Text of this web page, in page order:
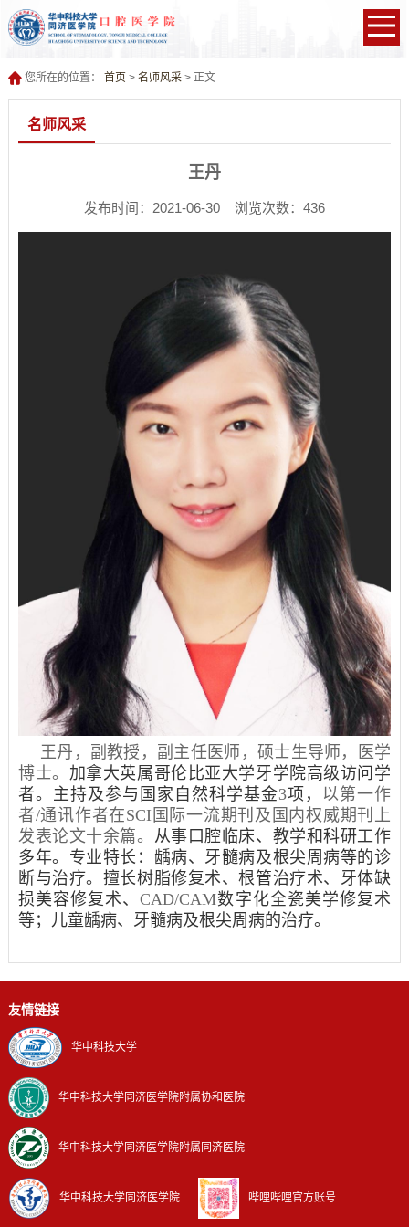
您所在的位置： 首页 > 名师风采> 正文
名师风采
王丹
发布时间：2021-06-30 浏览次数： 436
王丹，副教授，副主任医师，硕士生导师，医学
博士。 加拿大英属哥伦比亚大学牙学院高级访问学
者。主持及参与国家自然科学基金3项， 以第一作
者/通讯作者在SCI国际一流期刊及国内权威期刊上
发表论文十余篇。 从事口腔临床、教学和科研工作
多年。专业特长：龋病、牙髓病及根尖周病等的诊
断与治疗。擅长树脂修复术、根管治疗术、牙体缺
损美容修复术、CAD/CAM数字化全瓷美学修复术
等；儿童龋病、牙髓病及根尖周病的治疗。
友情链接
华中科技大学
华中科技大学同济医学院附属协和医院
华中科技大学同济医学院附属同济医院
华中科技大学同济医学院 哔哩哔哩官方账号